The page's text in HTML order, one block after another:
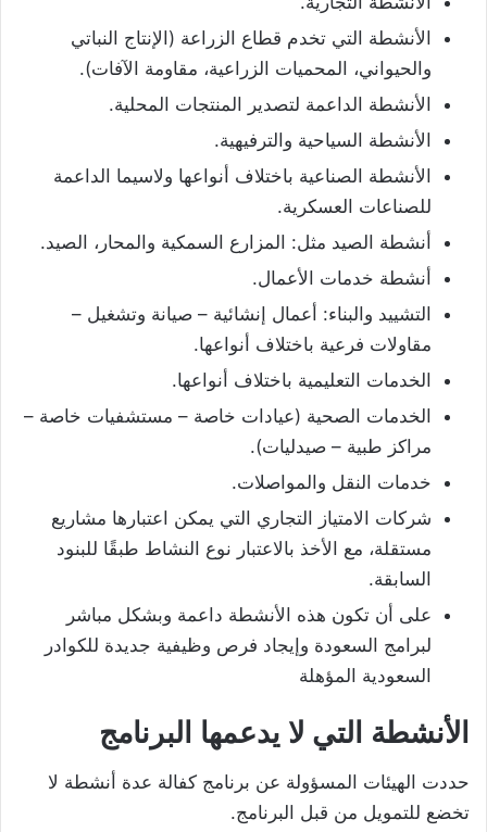
الأنشطة التي تخدم قطاع الزراعة (الإنتاج النباتي
والحيواني، المحميات الزراعية، مقاومة الآفات).
الأنشطة الداعمة لتصدير المنتجات المحلية.
الأنشطة السياحية والترفيهية.
الأنشطة الصناعية باختلاف أنواعها ولاسيما الداعمة
للصناعات العسكرية.
أنشطة الصيد مثل: المزارع السمكية والمحار، الصيد.
أنشطة خدمات الأعمال.
التشييد والبناء: أعمال إنشائية – صيانة وتشغيل –
مقاولات فرعية باختلاف أنواعها.
الخدمات التعليمية باختلاف أنواعها.
الخدمات الصحية (عيادات خاصة – مستشفيات خاصة –
مراكز طبية – صيدليات).
خدمات النقل والمواصلات.
شركات الامتياز التجاري التي يمكن اعتبارها مشاريع
مستقلة، مع الأخذ بالاعتبار نوع النشاط طبقًا للبنود
السابقة.
على أن تكون هذه الأنشطة داعمة وبشكل مباشر
لبرامج السعودة وإيجاد فرص وظيفية جديدة للكوادر
السعودية المؤهلة
الأنشطة التي لا يدعمها البرنامج
حددت الهيئات المسؤولة عن برنامج كفالة عدة أنشطة لا
تخضع للتمويل من قبل البرنامج.